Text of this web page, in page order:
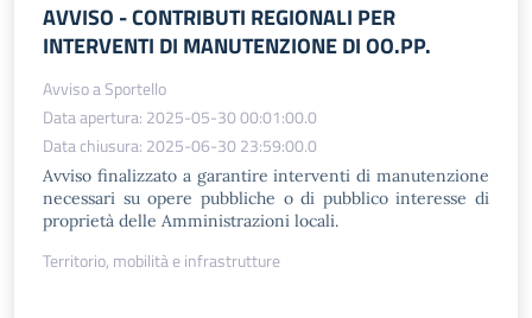
AVVISO - CONTRIBUTI REGIONALI PER
INTERVENTI DI MANUTENZIONE DI OO.PP.
Avviso a Sportello
Data apertura: 2025-05-30 00:01:00.0
Data chiusura: 2025-06-30 23:59:00.0
Avviso finalizzato a garantire interventi di manutenzione
necessari su opere pubbliche o di pubblico interesse di
proprietà delle Amministrazioni locali.
Territorio, mobilità e infrastrutture